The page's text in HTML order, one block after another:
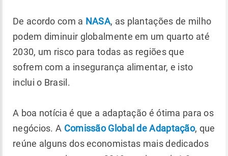
De acordo com a NASA, as plantações de milho
podem diminuir globalmente em um quarto até
2030, um risco para todas as regiões que
sofrem com a insegurança alimentar, e isto
inclui o Brasil.
A boa notícia é que a adaptação é ótima para os
negócios. A Comissão Global de Adaptação, que
reúne alguns dos economistas mais dedicados